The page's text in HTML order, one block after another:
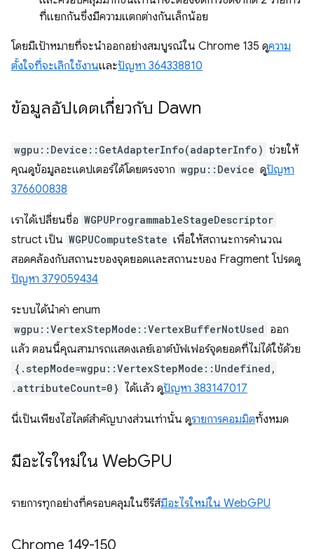
ที่แยกกันซึ่งมีความแตกต่างกันเล็กน้อย
โดยมีเป้าหมายที่จะนำออกอย่างสมบูรณ์ใน Chrome 135 ดูความ
ตั้งใจที่จะเลิกใช้งานและปัญหา 364338810
ข้อมูลอัปเดตเกี่ยวกับ Dawn
wgpu::Device::GetAdapterInfo(adapterInfo) ช่วยให้
คุณดูข้อมูลอะแดปเตอร์ได้โดยตรงจาก wgpu::Device ดูปัญหา
376600838
เราได้เปลี่ยนชื่อ WGPUProgrammableStageDescriptor
struct เป็น WGPUComputeState เพื่อให้สถานะการคำนวณ
สอดคล้องกับสถานะของจุดยอดและสถานะของ Fragment โปรดดู
ปัญหา 379059434
ระบบได้นำค่า enum
wgpu::VertexStepMode::VertexBufferNotUsed ออก
แล้ว ตอนนี้คุณสามารถแสดงเลย์เอาต์บัฟเฟอร์จุดยอดที่ไม่ได้ใช้ด้วย
{.stepMode=wgpu::VertexStepMode::Undefined,
.attributeCount=0} ได้แล้ว ดูปัญหา 383147017
นี่เป็นเพียงไฮไลต์สำคัญบางส่วนเท่านั้น ดูรายการคอมมิตทั้งหมด
มีอะไรใหม่ใน WebGPU
รายการทุกอย่างที่ครอบคลุมในซีรีส์มีอะไรใหม่ใน WebGPU
Chrome 149-150